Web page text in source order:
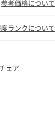
参考価格について
ランクについて
ェア